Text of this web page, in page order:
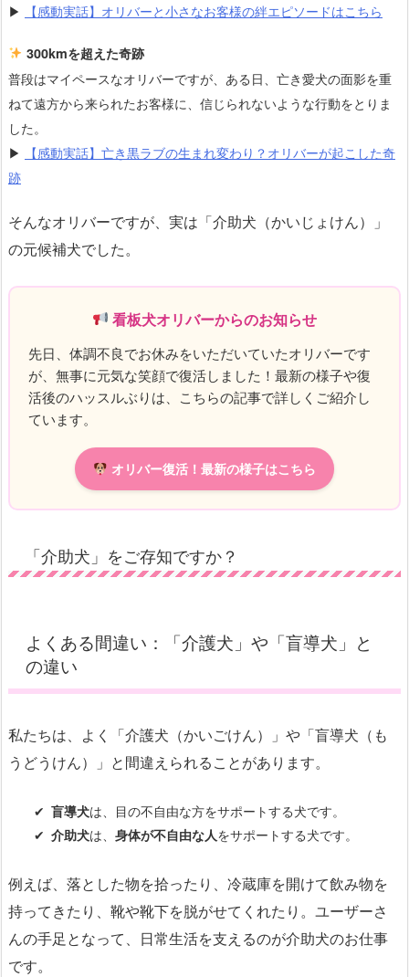
▶
【感動実話】オリバーと小さなお客様の絆エピソードはこちら
300kmを超えた奇跡
普段はマイペースなオリバーですが、ある日、亡き愛犬の面影を重
ねて遠方から来られたお客様に、信じられないような行動をとりま
した。
▶
【感動実話】亡き黒ラブの生まれ変わり？オリバーが起こした奇
跡
そんなオリバーですが、実は「介助犬（かいじょけん）」
の元候補犬でした。
看板犬オリバーからのお知らせ
先日、体調不良でお休みをいただいていたオリバーです
が、無事に元気な笑顔で復活しました！最新の様子や復
活後のハッスルぶりは、こちらの記事で詳しくご紹介し
ています。
オリバー復活！最新の様子はこちら
「介助犬」をご存知ですか？
よくある間違い：「介護犬」や「盲導犬」と
の違い
私たちは、よく「介護犬（かいごけん）」や「盲導犬（も
うどうけん）」と間違えられることがあります。
盲導犬は、目の不自由な方をサポートする犬です。
介助犬は、 身体が不自由な人をサポートする犬です。
例えば、落とした物を拾ったり、冷蔵庫を開けて飲み物を
持ってきたり、靴や靴下を脱がせてくれたり。ユーザーさ
んの手足となって、日常生活を支えるのが介助犬のお仕事
です。